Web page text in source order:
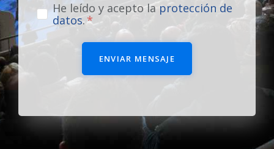
He leído y acepto laprotección de
datos.
ENVIAR MENSAJE